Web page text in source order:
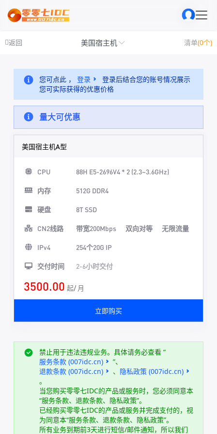
返回 美国宿主机 清单(0个)
您可点此 ， 登录
登录后结合您的账号情况展示
您可实际获得的优惠价格
量大可优惠
美国宿主机A型
CPU 88H E5-2696V4 * 2 (2.3~3.6GHz)
内存 512G DDR4
硬盘 8T SSD
CN2线路 带宽200Mbps 双向对等 无限流量
IPv4 254个20G IP
交付时间 2-6小时交付
3500.00 起/ 月
立即购买
禁止用于违法违规业务。具体请务必查看 “
服务条款 (007idc.cn)
”、
退款条款 (007idc.cn)
、 隐私政策 (007idc.cn)
。
当您购买零零七IDC的产品或服务时，您必须同意本
“服务条款、退款条款、隐私政策”。
已经购买零零七IDC的产品或服务并完成支付的，视
为同意本“服务条款、退款条款、隐私政策”。
所有业务到期前3天进行短信/邮件通知，所以我们